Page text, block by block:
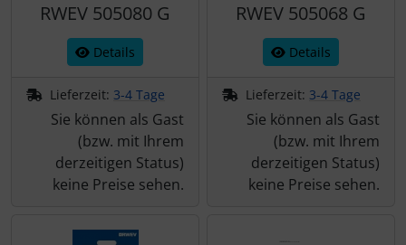
RWEV 505080 G
Details
Lieferzeit: 3-4 Tage
Sie können als Gast
(bzw. mit Ihrem
derzeitigen Status)
keine Preise sehen.
RWEV 505068 G
Details
Lieferzeit: 3-4 Tage
Sie können als Gast
(bzw. mit Ihrem
derzeitigen Status)
keine Preise sehen.